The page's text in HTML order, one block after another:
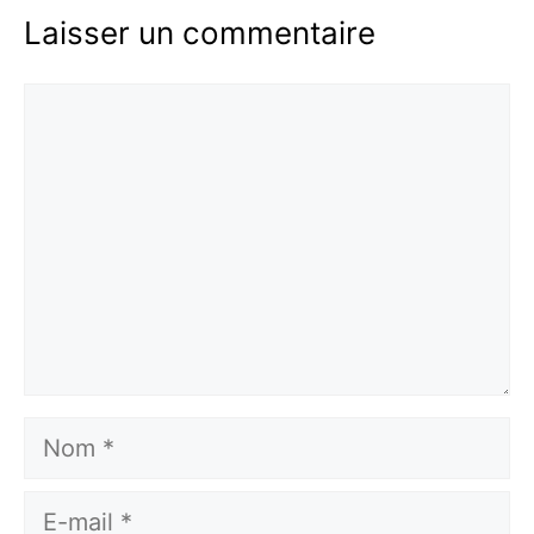
Laisser un commentaire
Nom
E-